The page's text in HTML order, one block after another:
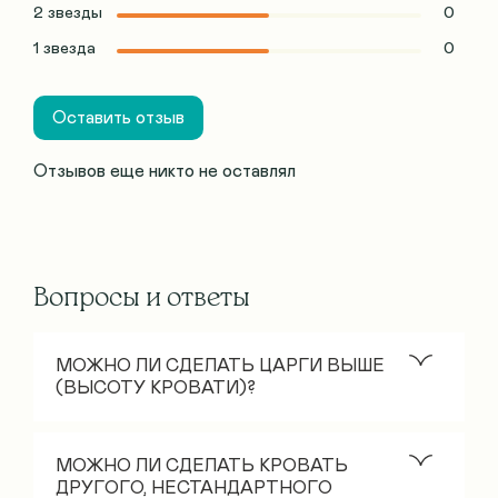
Отзывов еще никто не оставлял
2 звезды 0
1 звезда 0
Оставить отзыв
Вопросы и ответы
МОЖНО ЛИ СДЕЛАТЬ ЦАРГИ ВЫШЕ
(ВЫСОТУ КРОВАТИ)?
Как правило, если нужно увеличить высоту
кровати, то заказывают модель на ножках.
МОЖНО ЛИ СДЕЛАТЬ КРОВАТЬ
ДРУГОГО, НЕСТАНДАРТНОГО